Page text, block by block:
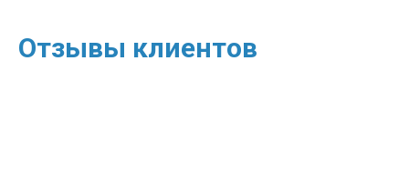
Отзывы клиентов